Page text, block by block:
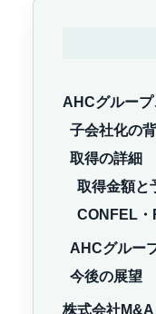
AHCグルー
子会社化の
取得の詳細
取得金額と
CONFEL
AHCグルー
今後の展望
株式会社